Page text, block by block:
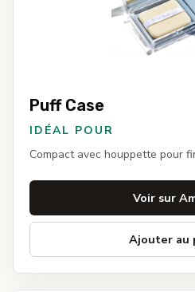
Puff Case
IDÉAL POUR
Compact avec houppette pour
Voir sur
Ajouter au